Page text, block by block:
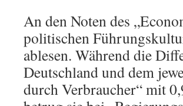
An den Noten des
politischen
ablesen. Während die
Deutschland und dem
durch Verbraucher“ mit